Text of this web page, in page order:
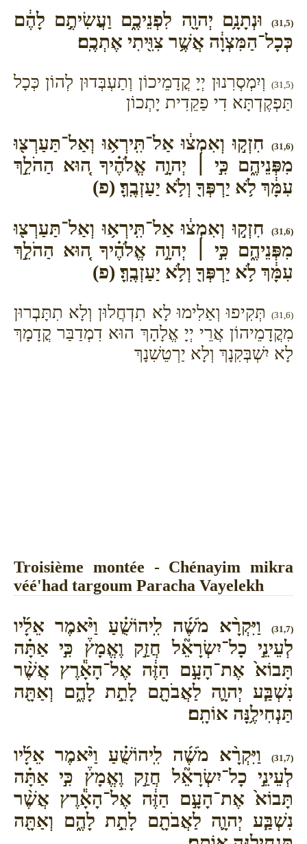
(31,5)
וּנְתָנָ֥ם יְהוָ֖ה לִפְנֵיכֶ֑ם וַעֲשִׂיתֶ֣ם לָהֶ֔ם
כְּכָל־הַמִּצְוָ֔ה אֲשֶׁ֥ר צִוִּ֖יתִי אֶתְכֶֽם׃
(31,5)
וְיִמְסְרִנוּן יְיָ קֳדָמֵיכוֹן וְתַעְבְּדוּן לְהוֹן כְּכָל
תַּפְקֶדְתָּא דִי פַקֵדִית יָתְכוֹן
(31,6)
חִזְק֣וּ וְאִמְצ֔וּ אַל־תִּֽירְא֥וּ וְאַל־תַּעַרְצ֖וּ
מִפְּנֵיהֶ֑ם כִּ֣י ׀ יְהוָ֣ה אֱלֹהֶ֗יךָ ה֚וּא הַהֹלֵ֣ךְ
עִמָּ֔ךְ לֹ֥א יַרְפְּךָ֖ וְלֹ֥א יַעַזְבֶֽךָּ׃ (פ)
(31,6)
חִזְק֣וּ וְאִמְצ֔וּ אַל־תִּֽירְא֥וּ וְאַל־תַּעַרְצ֖וּ
מִפְּנֵיהֶ֑ם כִּ֣י ׀ יְהוָ֣ה אֱלֹהֶ֗יךָ ה֚וּא הַהֹלֵ֣ךְ
עִמָּ֔ךְ לֹ֥א יַרְפְּךָ֖ וְלֹ֥א יַעַזְבֶֽךָּ׃ (פ)
(31,6)
תְּקִיפוּ וְאַלִימוּ לָא תִדְחֲלוּן וְלָא תִתָּבְרוּן
מִקֳדָמֵיהוֹן אֲרֵי יְיָ אֱלָהָךְ הוּא דִמְדַבַּר קֳדָמָךְ
לָא יִשְׁבְּקִנָךְ וְלָא יַרְטֵשִׁנָךְ
Troisième montée - Chénayim mikra
véé'had targoum Paracha Vayelekh
(31,7)
וַיִּקְרָ֨א מֹשֶׁ֜ה לִֽיהוֹשֻׁ֗עַ וַיֹּ֨אמֶר אֵלָ֜יו
לְעֵינֵ֣י כָל־יִשְׂרָאֵ֘ל חֲזַ֣ק וֶאֱמָץ֒ כִּ֣י אַתָּ֗ה
תָּבוֹא֙ אֶת־הָעָ֣ם הַזֶּ֔ה אֶל־הָאָ֕רֶץ אֲשֶׁ֨ר
נִשְׁבַּ֧ע יְהוָ֛ה לַאֲבֹתָ֖ם לָתֵ֣ת לָהֶ֑ם וְאַתָּ֖ה
תַּנְחִילֶ֥נָּה אוֹתָֽם׃
(31,7)
וַיִּקְרָ֨א מֹשֶׁ֜ה לִֽיהוֹשֻׁ֗עַ וַיֹּ֨אמֶר אֵלָ֜יו
לְעֵינֵ֣י כָל־יִשְׂרָאֵ֘ל חֲזַ֣ק וֶאֱמָץ֒ כִּ֣י אַתָּ֗ה
תָּבוֹא֙ אֶת־הָעָ֣ם הַזֶּ֔ה אֶל־הָאָ֕רֶץ אֲשֶׁ֨ר
נִשְׁבַּ֧ע יְהוָ֛ה לַאֲבֹתָ֖ם לָתֵ֣ת לָהֶ֑ם וְאַתָּ֖ה